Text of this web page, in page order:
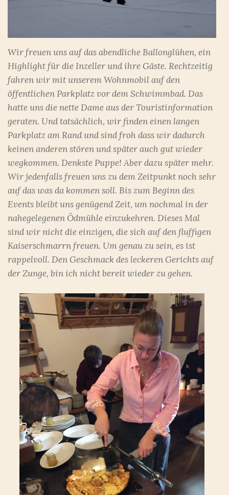
Wir freuen uns auf das abendliche Ballonglühen, ein
Highlight für die Inzeller und ihre Gäste. Rechtzeitig
fahren wir mit unserem Wohnmobil auf den
öffentlichen Parkplatz vor dem Schwimmbad. Das
hatte uns die nette Dame aus der Touristinformation
geraten. Und tatsächlich, wir finden einen langen
Parkplatz am Rand und sind froh dass wir dadurch
keinen anderen stören und später auch gut wieder
wegkommen. Denkste Puppe! Aber dazu später mehr.
Wir jedenfalls freuen uns zu dem Zeitpunkt noch sehr
auf das was da kommen soll. Bis zum Beginn des
Events bleibt uns genügend Zeit, um nochmal in der
nahegelegenen Ödmühle einzukehren. Dieses Mal
sind wir nicht die einzigen, die sich auf den fluffigen
Kaiserschmarrn freuen. Um genau zu sein, es ist
rappelvoll. Den Geschmack des leckeren Gerichts auf
der Zunge, bin ich nicht bereit wieder zu gehen.